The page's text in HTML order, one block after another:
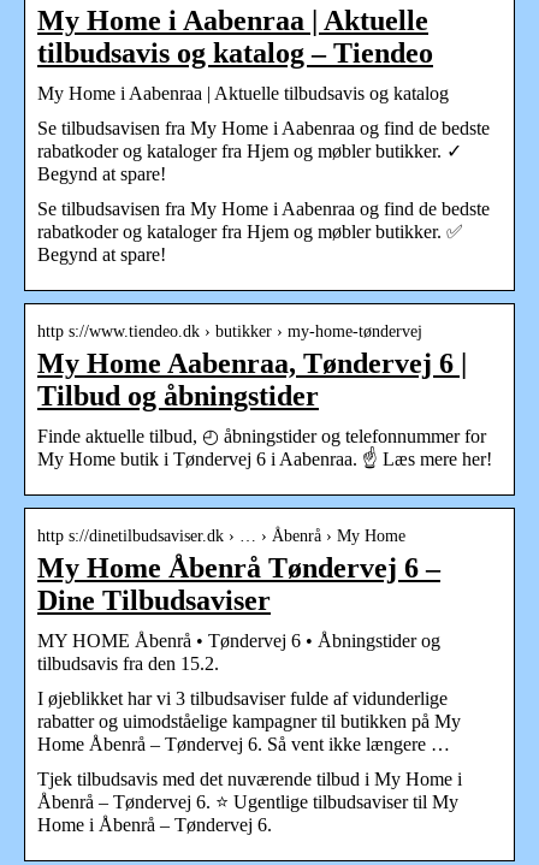
My Home i Aabenraa | Aktuelle
tilbudsavis og katalog – Tiendeo
My Home i Aabenraa | Aktuelle tilbudsavis og katalog
Se tilbudsavisen fra My Home i Aabenraa og find de bedste
rabatkoder og kataloger fra Hjem og møbler butikker. ✓
Begynd at spare!
Se tilbudsavisen fra My Home i Aabenraa og find de bedste
rabatkoder og kataloger fra Hjem og møbler butikker. ✅
Begynd at spare!
http s://www.tiendeo.dk › butikker › my-home-tøndervej
My Home Aabenraa, Tøndervej 6 |
Tilbud og åbningstider
Finde aktuelle tilbud, ◴ åbningstider og telefonnummer for
My Home butik i Tøndervej 6 i Aabenraa. ☝ Læs mere her!
http s://dinetilbudsaviser.dk › … › Åbenrå › My Home
My Home Åbenrå Tøndervej 6 –
Dine Tilbudsaviser
MY HOME Åbenrå • Tøndervej 6 • Åbningstider og
tilbudsavis fra den 15.2.
I øjeblikket har vi 3 tilbudsaviser fulde af vidunderlige
rabatter og uimodståelige kampagner til butikken på My
Home Åbenrå – Tøndervej 6. Så vent ikke længere …
Tjek tilbudsavis med det nuværende tilbud i My Home i
Åbenrå – Tøndervej 6. ⭐ Ugentlige tilbudsaviser til My
Home i Åbenrå – Tøndervej 6.